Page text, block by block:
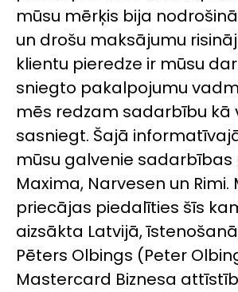
mūsu mērķis bija
un drošu maksājumu
klientu pieredze ir mūsu
sniegto pakalpojumu
mēs redzam sadarbību kā
sasniegt. Šajā
mūsu galvenie sadarbības
Maxima, Narvesen un
priecājas piedalīties šīs
aizsākta Latvijā,
Pēters Olbings (Peter
Mastercard Biznesa